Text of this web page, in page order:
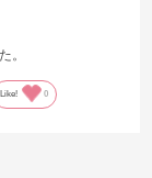
。
Like! 0